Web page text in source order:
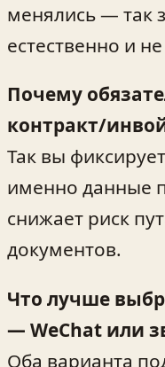
менялись — так
естественно и
Почему
контракт/
Так вы
именно данные
снижает риск
документов.
Что лучше
— WeChat или
Оба варианта